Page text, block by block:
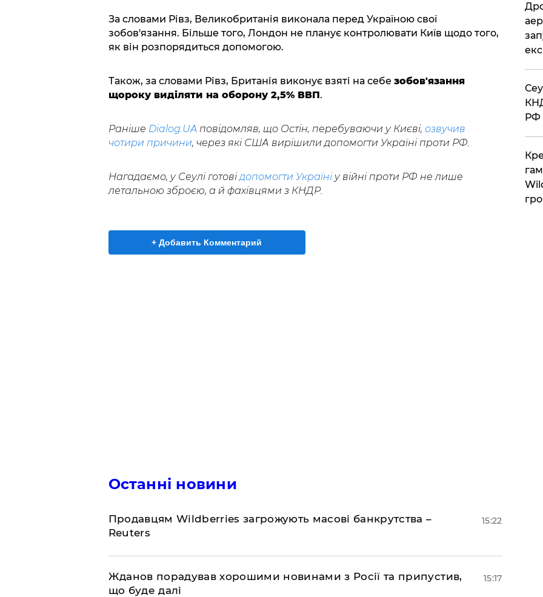
За словами Рівз, Великобританія виконала перед Україною свої
зобов'язання. Більше того, Лондон не планує контролювати Київ щодо того,
як він розпорядиться допомогою.
Також, за словами Рівз, Британія виконує взяті на себе зобов'язання
щороку виділяти на оборону 2,5% ВВП.
Раніше Dialog.UA повідомляв, що Остін, перебуваючи у Києві, озвучив
чотири причини, через які США вирішили допомогти Україні проти РФ.
Нагадаємо, у Сеулі готові допомогти Україніу війні проти РФ не лише
летальною зброєю, а й фахівцями з КНДР.
+ Добавить Комментарий
Останні новини
Продавцям Wildberries загрожують масові банкрутства –
Reuters
15:22
Жданов порадував хорошими новинами з Росії та припустив,
що буде далі
15:17
РФ